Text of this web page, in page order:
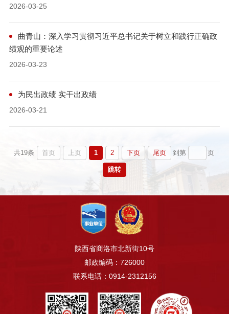
2026-03-25
曲青山：深入学习贯彻习近平总书记关于树立和践行正确政
绩观的重要论述
2026-03-23
为民出政绩 实干出政绩
2026-03-21
共19条 首页 上页 1 2 下页 尾页 到第 页
跳转
陕西省商洛市北新街10号
邮政编码：726000
联系电话：0914-2312156